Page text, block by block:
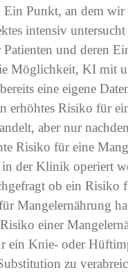
Punkt, an dem
intensiv
und deren
Möglichkeit, KI mit
eine eigene
erhöhtes Risiko für
aber nur
Risiko für eine
der Klinik operiert
ob ein Risiko
Mangelernährung
einer
ein Knie- oder
zu